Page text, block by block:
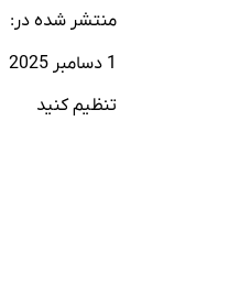
منتشر شده در:
1 دسامبر 2025
تنظیم کنید